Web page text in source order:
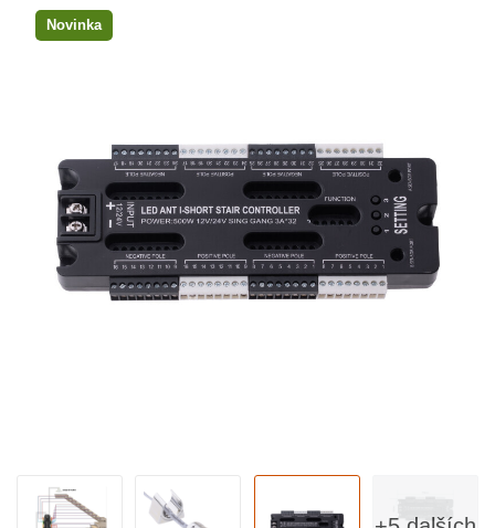
Novinka